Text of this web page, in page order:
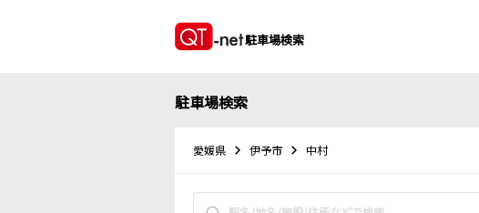
駐車場検索
駐車場検索
愛媛県 伊予市 中村